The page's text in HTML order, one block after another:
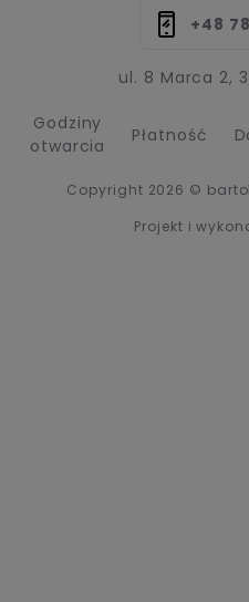
+48
ul. 8 Marca 2,
Godziny
otwarcia
Płatność
Copyright 2026 ©
Projekt i